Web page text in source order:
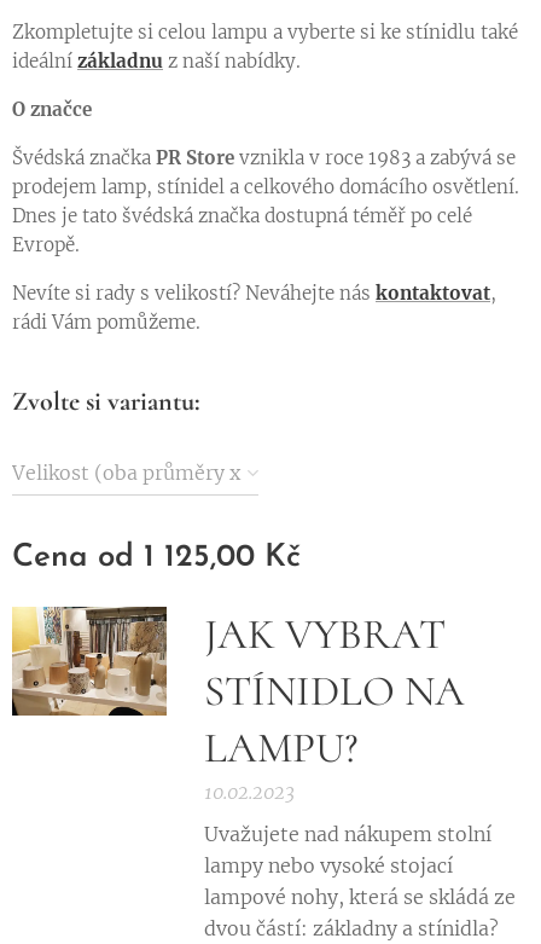
Zkompletujte si celou lampu a vyberte si ke stínidlu také
ideální základnu z naší nabídky.
O značce
Švédská značka PR Store vznikla v roce 1983 a zabývá se
prodejem lamp, stínidel a celkového domácího osvětlení.
Dnes je tato švédská značka dostupná téměř po celé
Evropě.
Nevíte si rady s velikostí? Neváhejte nás kontaktovat,
rádi Vám pomůžeme.
Zvolte si variantu:
Velikost (oba průměry x
Cena od 1 125,00 Kč
JAK VYBRAT
STÍNIDLO NA
LAMPU?
10.02.2023
Uvažujete nad nákupem stolní
lampy nebo vysoké stojací
lampové nohy, která se skládá ze
dvou částí: základny a stínidla?